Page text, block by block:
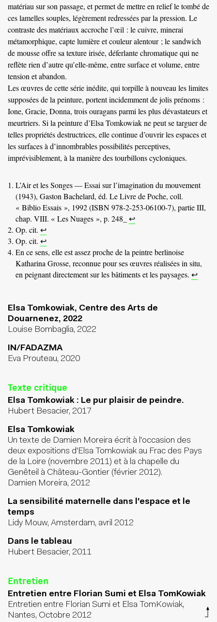
matériau sur son passage, et permet de mettre en relief le tombé de
ces lamelles souples, légèrement redressées par la pression. Le
contraste des matériaux accroche l’œil : le cuivre, minerai
métamorphique, capte lumière et couleur alentour ; le sandwich
de mousse offre sa texture irisée, déferlante chromatique qui ne
reflète rien d’autre qu’elle-même, entre surface et volume, entre
tension et abandon.
Les œuvres de cette série inédite, qui torpille à nouveau les limites
supposées de la peinture, portent incidemment de jolis prénoms :
Ione, Gracie, Donna, trois ouragans parmi les plus dévastateurs et
meurtriers. Si la peinture d’Elsa Tomkowiak ne peut se targuer de
telles propriétés destructrices, elle continue d’ouvrir les espaces et
les surfaces à d’innombrables possibilités perceptives,
imprévisiblement, à la manière des tourbillons cycloniques.
L’Air et les Songes — Essai sur l’imagination du mouvement
(1943), Gaston Bachelard, éd. Le Livre de Poche, coll.
« Biblio Essais », 1992 (ISBN 978-2-253-06100-7), partie III,
chap. VIII. « Les Nuages », p. 248_ ↩
Op. cit. ↩
Op. cit. ↩
En ce sens, elle est assez proche de la peintre berlinoise
Katharina Grosse, reconnue pour ses œuvres réalisées in situ,
en peignant directement sur les bâtiments et les paysages. ↩
Elsa Tomkowiak, Centre des Arts de
Douarnenez, 2022
Louise Bombaglia, 2022
IN/FADAZMA
Eva Prouteau, 2020
Texte critique
Elsa Tomkowiak : Le pur plaisir de peindre.
Hubert Besacier, 2017
Elsa Tomkowiak
Un texte de Damien Moreira écrit à l'occasion des
deux expositions d'Elsa Tomkowiak au Frac des Pays
de la Loire (novembre 2011) et à la chapelle du
Genêteil à Château-Gontier (février 2012).
Damien Moreira, 2012
La sensibilité maternelle dans l'espace et le
temps
Lidy Mouw, Amsterdam, avril 2012
Dans le tableau
Hubert Besacier, 2011
Entretien
Entretien entre Florian Sumi et Elsa TomKowiak
Entretien entre Florian Sumi et Elsa TomKowiak,
Nantes, Octobre 2012